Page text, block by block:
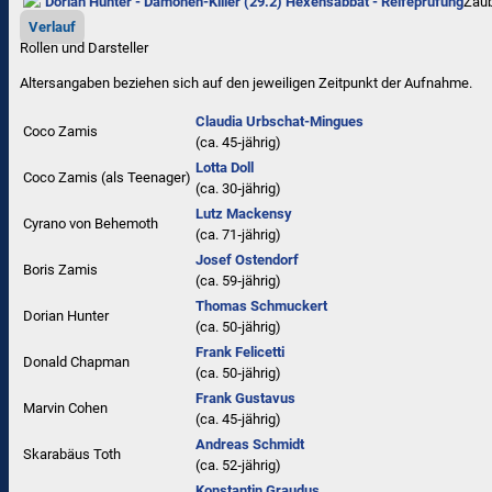
Verlauf
Rollen und Darsteller
Altersangaben beziehen sich auf den jeweiligen Zeitpunkt der Aufnahme.
Coco Zamis
Claudia Urbschat-Mingues
(ca. 45‑jährig)
Coco Zamis (als Teenager)
Lotta Doll
(ca. 30‑jährig)
Cyrano von Behemoth
Lutz Mackensy
(ca. 71‑jährig)
Boris Zamis
Josef Ostendorf
(ca. 59‑jährig)
Dorian Hunter
Thomas Schmuckert
(ca. 50‑jährig)
Donald Chapman
Frank Felicetti
(ca. 50‑jährig)
Marvin Cohen
Frank Gustavus
(ca. 45‑jährig)
Skarabäus Toth
Andreas Schmidt
(ca. 52‑jährig)